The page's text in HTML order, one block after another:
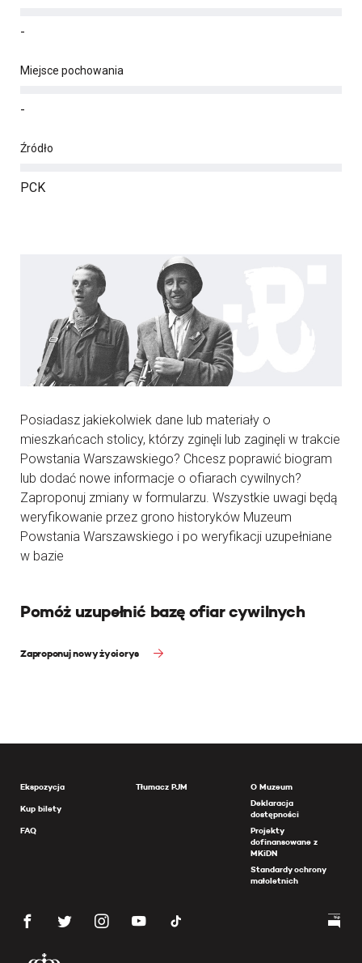
-
Miejsce pochowania
-
Źródło
PCK
Posiadasz jakiekolwiek dane lub materiały o
mieszkańcach stolicy, którzy zginęli lub zaginęli w trakcie
Powstania Warszawskiego? Chcesz poprawić biogram
lub dodać nowe informacje o ofiarach cywilnych?
Zaproponuj zmiany w formularzu. Wszystkie uwagi będą
weryfikowanie przez grono historyków Muzeum
Powstania Warszawskiego i po weryfikacji uzupełniane
w bazie
Pomóż uzupełnić bazę ofiar cywilnych
Zaproponuj nowy życiorys
Ekspozycja
Kup bilety
FAQ
Tłumacz PJM
O Muzeum
Deklaracja
dostępności
Projekty
dofinansowane z
MKiDN
Standardy ochrony
małoletnich